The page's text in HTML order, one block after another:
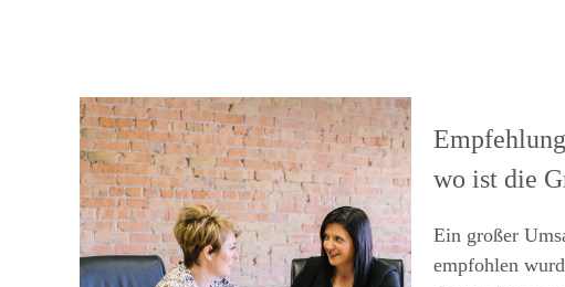
wo ist die
Ein großer
empfohlen